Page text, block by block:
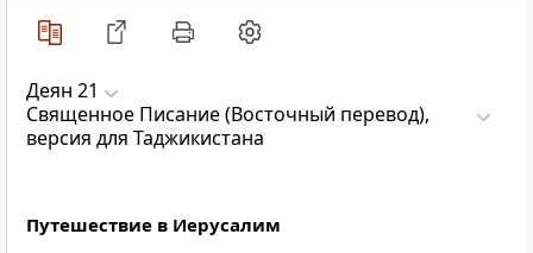
Деян 21
Священное Писание (Восточный перевод),
версия для Таджикистана
Путешествие в Иерусалим